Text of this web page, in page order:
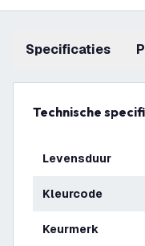
Specificaties
Technische
Levensduur
Kleurcode
Keurmerk